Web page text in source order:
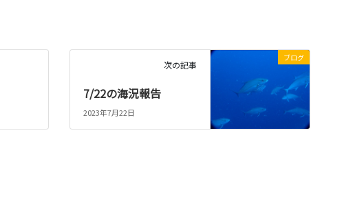
ブログ
次の記事
7/22の海況報告
2023年7月22日